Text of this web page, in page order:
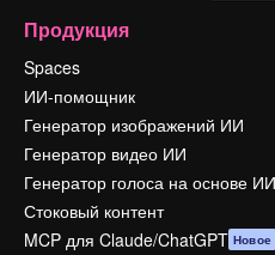
Продукция
Spaces
ИИ-помощник
Генератор изображений ИИ
Генератор видео ИИ
Генератор голоса на основе ИИ
Стоковый контент
MCP для Claude/ChatGPT Новое